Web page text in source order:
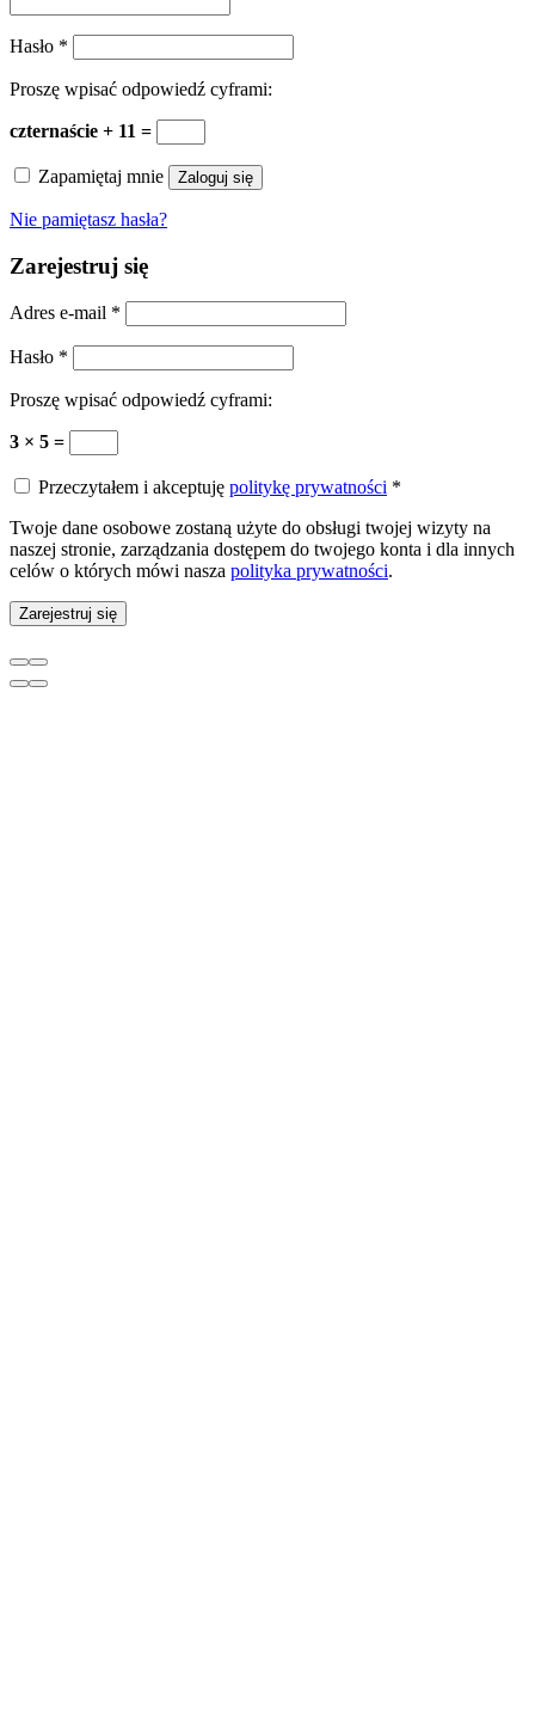
Hasło *
Proszę wpisać odpowiedź cyframi:
czternaście + 11 =
Zapamiętaj mnie Zaloguj się
Nie pamiętasz hasła?
Zarejestruj się
Adres e-mail *
Hasło *
Proszę wpisać odpowiedź cyframi:
3 × 5 =
Przeczytałem i akceptuję politykę prywatności *
Twoje dane osobowe zostaną użyte do obsługi twojej wizyty na
naszej stronie, zarządzania dostępem do twojego konta i dla innych
celów o których mówi nasza polityka prywatności.
Zarejestruj się